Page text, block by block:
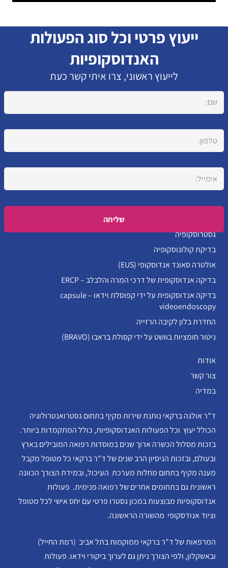
ייעוץ פרטי וכל סוג הפעולות
האנדוסקופיות
לייעוץ ראשוני, צרו איתי קשר כעת
Please leave this field empty.
גסטרוסקופיה
בדיקת קולונוסקופיה
אולטרה סאונד אנדוסקופי (EUS)
בדיקה אנדוסקופית של דרכי המרה והלבלב – ERCP
בדיקה אנדוסקופית על ידי קפוסלת וידאו – capsule
videoendoscopy
החדרת בלון לקיבה הרזייה
ניטור חומציות בוושט על ידי קסולת בראבו (BRAVO)
אודות
צור קשר
במדיה
ד"ר אולגה ברקאי נותנת שירות מקיף בתחום גסטרואנטרולוגיה
הכולל יעוץ וכל הפעולות האנדוסקופיות, כולל המתקמדות ביותר.
בזכות מסלול הכשרה ארוך שנים במוסדות רפואה המובילים בארץ
ובעולם, ובזכות הניסיון הרב שנים של ד"ר ברקאי כל מטופל מקבל
מענה מקיף בתחום מחלות מערכת העיכול, ובמידת הצורך הכוונה
ראשונית גם בתחומים אחרים של רפואה פנימית. פעולות
אנדוסקופיות מבוצעות במכון גסטרו פרטי עם יחס אישי לכל מטופל
וציוד אנודסקופי מהשורה הראשונה.
המרפאות של ד"ר ברקאי ממוקמות בתל אביב (רמת החייל)
ובאשקלון, ולפי הצורך ניתן גם לערוך ביקורי וידאו. פעולות